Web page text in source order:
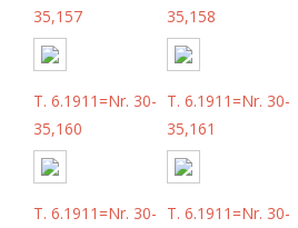
35,157
35,158
T. 6.1911=Nr. 30-
35,160
T. 6.1911=Nr. 30-
35,161
T. 6.1911=Nr. 30- T. 6.1911=Nr. 30-